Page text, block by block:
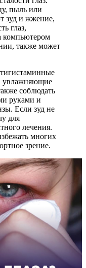
пыль или
зуд и жжение,
глаз,
компьютером
также может
увлажняющие
соблюдать
руками и
Если зуд не
для
лечения.
многих
зрение.